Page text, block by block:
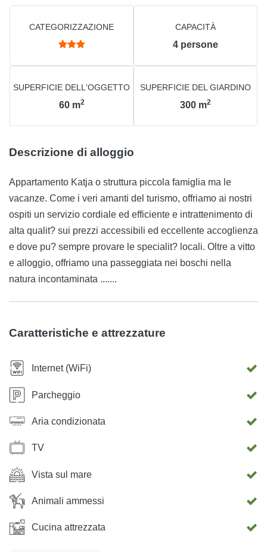
CATEGORIZZAZIONE CAPACITÀ
4 persone
SUPERFICIE DELL'OGGETTO
60 m2
SUPERFICIE DEL GIARDINO
300 m2
Descrizione di alloggio
Appartamento Katja o struttura piccola famiglia ma le
vacanze. Come i veri amanti del turismo, offriamo ai nostri
ospiti un servizio cordiale ed efficiente e intrattenimento di
alta qualit? sui prezzi accessibili ed eccellente accoglienza
e dove pu? sempre provare le specialit? locali. Oltre a vitto
e alloggio, offriamo una passeggiata nei boschi nella
natura incontaminata .......
Caratteristiche e attrezzature
Internet (WiFi)
Parcheggio
Aria condizionata
TV
Vista sul mare
Animali ammessi
Cucina attrezzata